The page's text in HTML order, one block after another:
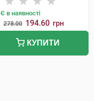
Є в наявності
278.00 194.60 грн
КУПИТИ